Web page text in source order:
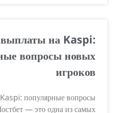
на Kaspi:
вопросы новых
игроков
популярные вопросы
— это одна из самых